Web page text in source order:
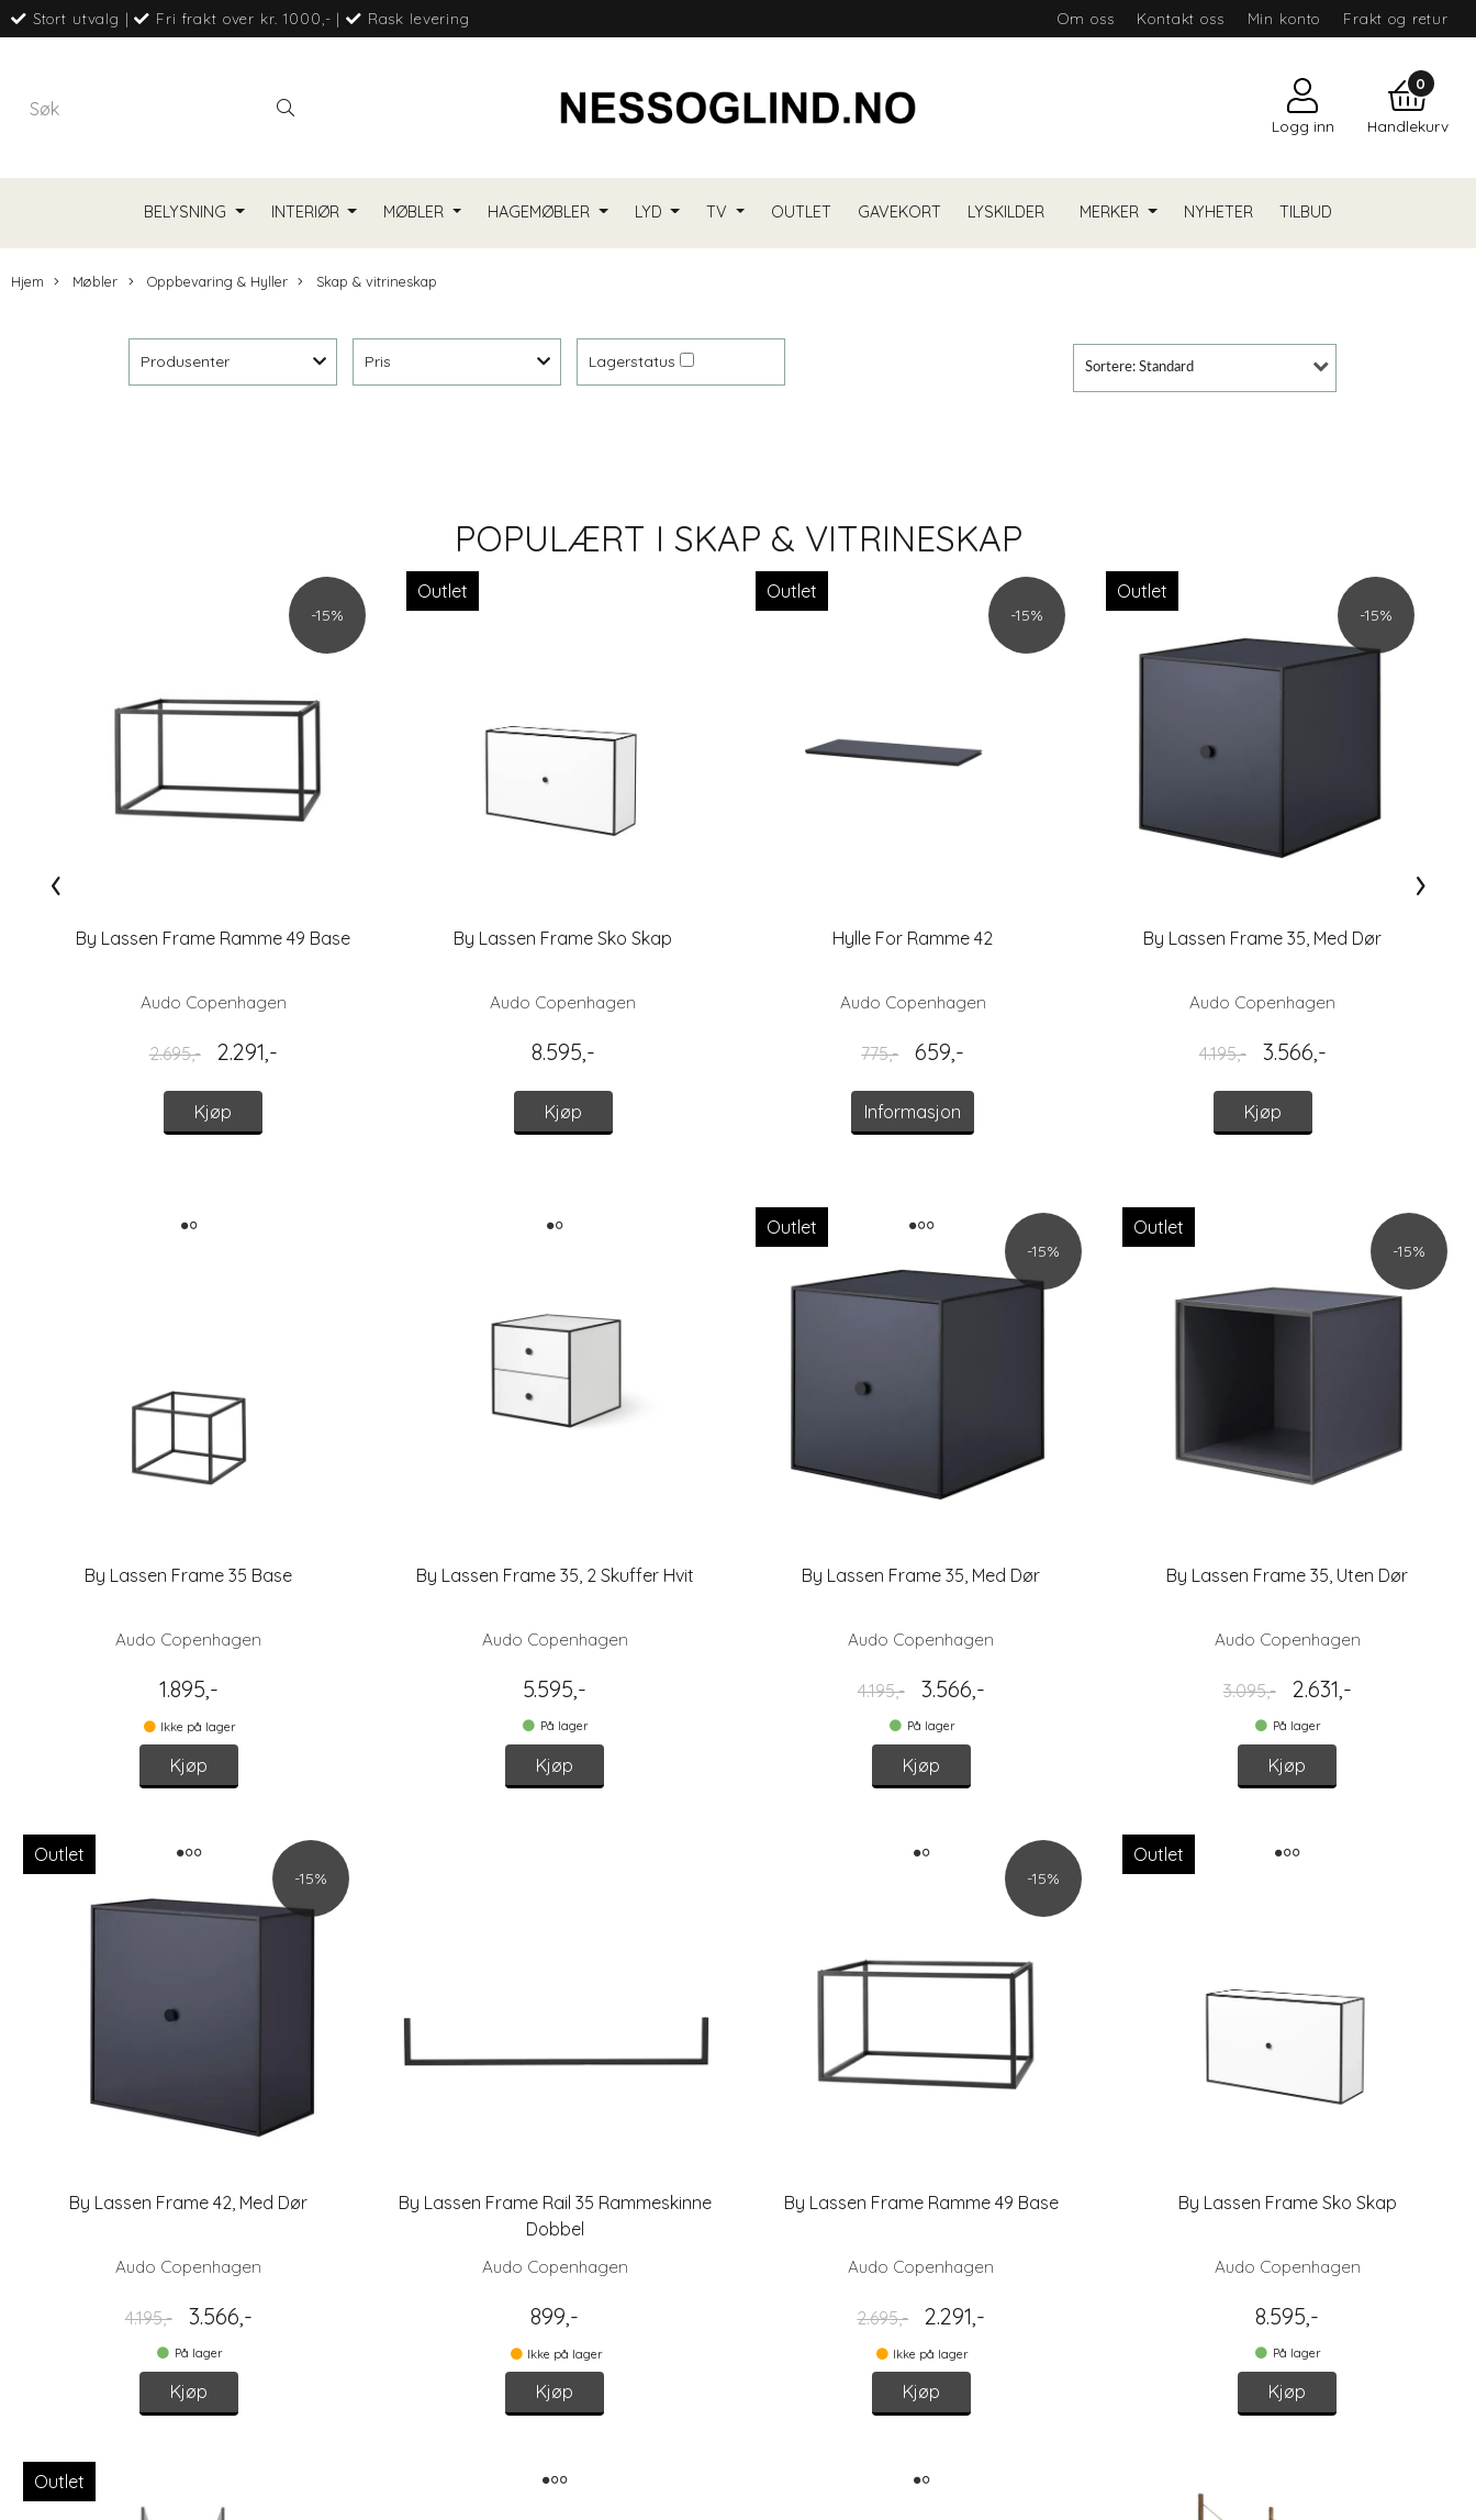
Stort utvalg | Fri frakt over kr. 1000,- | Rask levering Om oss Kontakt oss Min konto Frakt og retur
Logg inn
0
Handlekurv
BELYSNING INTERIØR MØBLER HAGEMØBLER LYD TV OUTLET GAVEKORT LYSKILDER MERKER NYHETER TILBUD
Hjem Møbler Oppbevaring & Hyller Skap & vitrineskap
Produsenter Pris Lagerstatus Sortere: Standard
POPULÆRT I SKAP & VITRINESKAP
-15%
By Lassen Frame Ramme 49 Base
Audo Copenhagen
2.695,- 2.291,-
Kjøp
Outlet
By Lassen Frame Sko Skap
Audo Copenhagen
8.595,-
Kjøp
Outlet
-15%
Hylle For Ramme 42
Audo Copenhagen
775,- 659,-
Informasjon
Outlet
-15%
By Lassen Frame 35, Med Dør
Audo Copenhagen
4.195,- 3.566,-
Kjøp
‹ ›
By Lassen Frame 35 Base
Audo Copenhagen
1.895,-
Ikke på lager
Kjøp
By Lassen Frame 35, 2 Skuffer Hvit
Audo Copenhagen
5.595,-
På lager
Kjøp
Outlet
-15%
By Lassen Frame 35, Med Dør
Audo Copenhagen
4.195,- 3.566,-
På lager
Kjøp
Outlet
-15%
By Lassen Frame 35, Uten Dør
Audo Copenhagen
3.095,- 2.631,-
På lager
Kjøp
Outlet
-15%
By Lassen Frame 42, Med Dør
Audo Copenhagen
4.195,- 3.566,-
På lager
Kjøp
By Lassen Frame Rail 35 Rammeskinne
Dobbel
Audo Copenhagen
899,-
Ikke på lager
Kjøp
-15%
By Lassen Frame Ramme 49 Base
Audo Copenhagen
2.695,- 2.291,-
Ikke på lager
Kjøp
Outlet
By Lassen Frame Sko Skap
Audo Copenhagen
8.595,-
På lager
Kjøp
Outlet